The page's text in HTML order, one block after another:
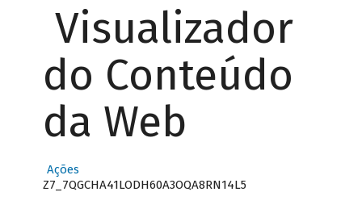
Visualizador
do Conteúdo
da Web
Ações
Z7_7QGCHA41LODH60A3OQA8RN14L5